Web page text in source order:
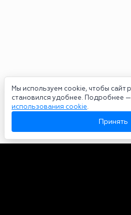
Мы используем cookie, чтобы сайт
становился удобнее. Подробнее
использования cookie.
Принять